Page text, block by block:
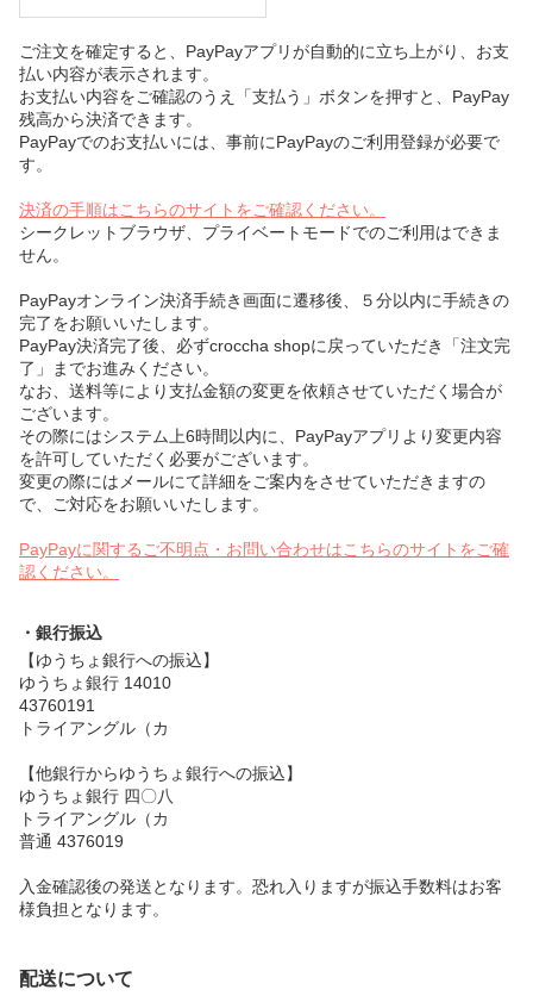
ご注文を確定すると、PayPayアプリが自動的に立ち上がり、お支
払い内容が表示されます。
お支払い内容をご確認のうえ「支払う」ボタンを押すと、PayPay
残高から決済できます。
PayPayでのお支払いには、事前にPayPayのご利用登録が必要で
す。
決済の手順はこちらのサイトをご確認ください。
シークレットブラウザ、プライベートモードでのご利用はできま
せん。
PayPayオンライン決済手続き画面に遷移後、５分以内に手続きの
完了をお願いいたします。
PayPay決済完了後、必ずcroccha shopに戻っていただき「注文完
了」までお進みください。
なお、送料等により支払金額の変更を依頼させていただく場合が
ございます。
その際にはシステム上6時間以内に、PayPayアプリより変更内容
を許可していただく必要がございます。
変更の際にはメールにて詳細をご案内をさせていただきますの
で、ご対応をお願いいたします。
PayPayに関するご不明点・お問い合わせはこちらのサイトをご確
認ください。
・銀行振込
【ゆうちょ銀行への振込】
ゆうちょ銀行 14010
43760191
トライアングル（カ
【他銀行からゆうちょ銀行への振込】
ゆうちょ銀行 四〇八
トライアングル（カ
普通 4376019
入金確認後の発送となります。恐れ入りますが振込手数料はお客
様負担となります。
配送について